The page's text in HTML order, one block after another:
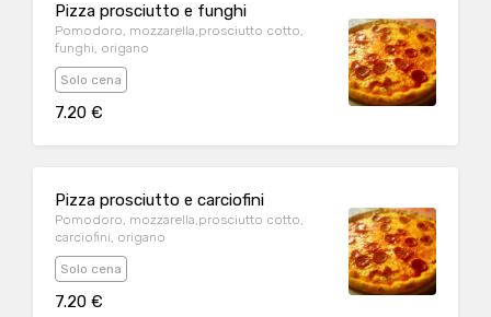
Pizza prosciutto e funghi
Pomodoro, mozzarella,prosciutto cotto,
funghi, origano
Solo cena
7.20 €
Pizza prosciutto e carciofini
Pomodoro, mozzarella,prosciutto cotto,
carciofini, origano
Solo cena
7.20 €